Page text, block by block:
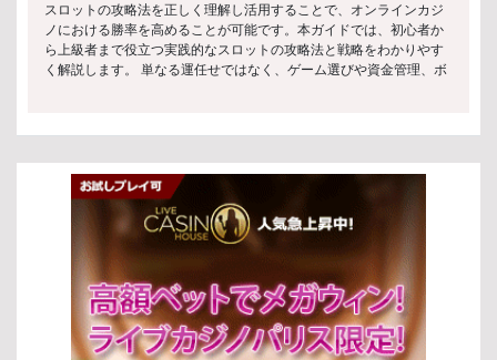
として特定の施設でのみ利用可能 賭博行為は法律で禁止されてお
り、例外的に認められた環境のみ合法 運営には厳格な基準と行政の
監督が必要 このように、日本ではスロットと法律が密接に結びつい
ており、自由なプレイ環境は限定されています。 許可されたカジノ
アクセス制限 スロットと法律では、未成年者保護も重要な要素で
す。 多くの施設で18歳または20歳未満の入場が禁止 入場時には厳
格な本人確認が実施される ギャンブル依存防止のための啓発活動も
行われている このような仕組みにより、スロットと法律は安全性と
社会的責任を両立させています。 スロットゲームのプレイ方法 基本
的なプレイ手順 スロットゲームの基本的な流れは非常にシンプルで
す。以下の手順で進めます： 好みのスロットマシンを選択する ベッ
ト金額を設定する 「スピン」ボタンを押してリールを回す 結果に応
じて配当を受け取る この基本操作を理解することで、スロットと法
レイヤーのベットによって増加し続けるスロットの種類です。一度
の当選で非常に高額な賞金を獲得できる可能性があり、多くのプレ
イヤーに人気があります。夢のある一攫千金を狙いたい方におすす
めです。 スロットの遊び方 ベットの設定 スロットをプレイする際
ット: 自分で金額を調整できる柔軟な設定が可能です。 スピンの開
始 ベットを設定した後は、リールを回してゲームを進めます。ほと
んどのスロットの種類では、直感的な操作で簡単にスピンを開始で
きます。 スピンボタン: ボタンを押すことでリールが回転し、結果
が表示されます。 オートプレイ: 一定回数自動でスピンを行う機能
で、効率よくプレイできます。 ボーナス機能の活用 多くのスロット
の種類には、ゲームをより有利に進めるためのボーナス機能が搭載
されています。これらを理解して活用することで、獲得できる報酬
を増やすチャンスが広がります。 フリースピン: 無料でスピンでき
スロットの攻略法を正しく理解し活用することで、オンラインカジ
ノにおける勝率を高めることが可能です。本ガイドでは、初心者か
ら上級者まで役立つ実践的なスロットの攻略法と戦略をわかりやす
く解説します。 単なる運任せではなく、ゲーム選びや資金管理、ボ
は、プレイヤーがレバーやボタンを操作して回転するリール上のシ
ンボルを揃えることを目的としたカジノゲームです。シンプルなル
ールと運の要素が特徴ですが、スロットの攻略法を理解すること
で、より効率的なプレイを目指すことができます。初心者でも始め
やすく、多くのプレイヤーに親しまれています。 スロットゲームの
種類 スロットにはさまざまな種類があり、それぞれ異なる特徴を持
っています。スロットの攻略法を実践するためには、これらの違い
を理解することが重要です。 クラシックスロット：伝統的な3リー
ル形式で、シンプルなゲーム性が特徴 ビデオスロット：5リール以